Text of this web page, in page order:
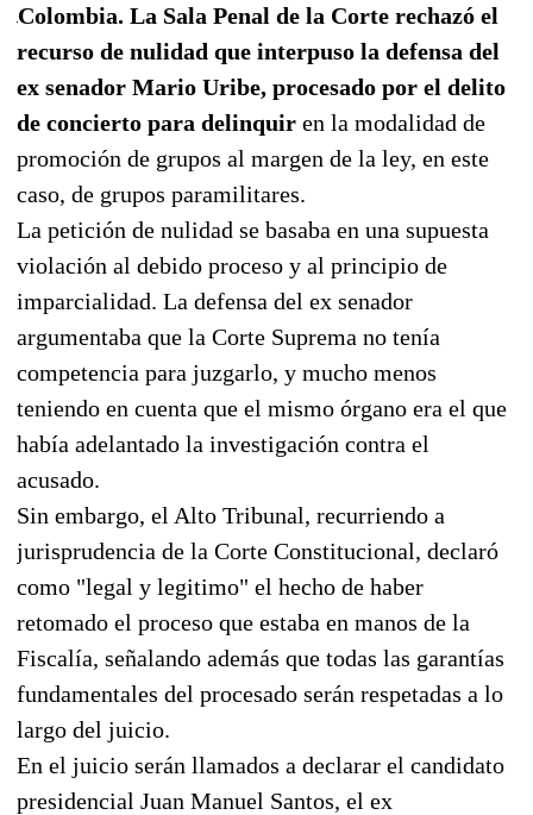
Colombia. La Sala Penal de la Corte rechazó el
recurso de nulidad que interpuso la defensa del
ex senador Mario Uribe, procesado por el delito
de concierto para delinquir en la modalidad de
promoción de grupos al margen de la ley, en este
caso, de grupos paramilitares.
La petición de nulidad se basaba en una supuesta
violación al debido proceso y al principio de
imparcialidad. La defensa del ex senador
argumentaba que la Corte Suprema no tenía
competencia para juzgarlo, y mucho menos
teniendo en cuenta que el mismo órgano era el que
había adelantado la investigación contra el
acusado.
Sin embargo, el Alto Tribunal, recurriendo a
jurisprudencia de la Corte Constitucional, declaró
como "legal y legitimo" el hecho de haber
retomado el proceso que estaba en manos de la
Fiscalía, señalando además que todas las garantías
fundamentales del procesado serán respetadas a lo
largo del juicio.
En el juicio serán llamados a declarar el candidato
presidencial Juan Manuel Santos, el ex